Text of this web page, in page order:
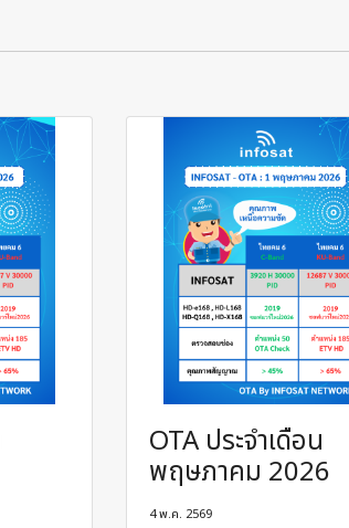
OTA ประจำเดือน
พฤษภาคม 2026
4 พ.ค. 2569